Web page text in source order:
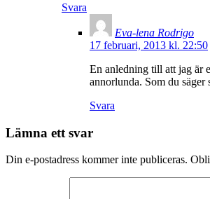
Svara
Eva-lena Rodrigo
17 februari, 2013 kl. 22:50
En anledning till att jag är
annorlunda. Som du
Svara
Lämna ett svar
Din e-postadress kommer inte publiceras.